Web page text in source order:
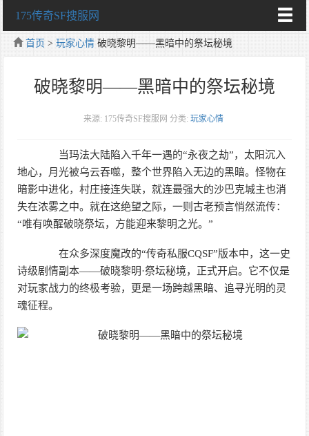
175传奇SF搜服网
首页 >玩家心情 破晓黎明——黑暗中的祭坛秘境
破晓黎明——黑暗中的祭坛秘境
来源: 175传奇SF搜服网 分类: 玩家心情
当玛法大陆陷入千年一遇的“永夜之劫”，太阳沉入
地心，月光被乌云吞噬，整个世界陷入无边的黑暗。怪物在
暗影中进化，村庄接连失联，就连最强大的沙巴克城主也消
失在浓雾之中。就在这绝望之际，一则古老预言悄然流传：
“唯有唤醒破晓祭坛，方能迎来黎明之光。”
在众多深度魔改的“传奇私服CQSF”版本中，这一史
诗级剧情副本——破晓黎明·祭坛秘境，正式开启。它不仅是
对玩家战力的终极考验，更是一场跨越黑暗、追寻光明的灵
魂征程。